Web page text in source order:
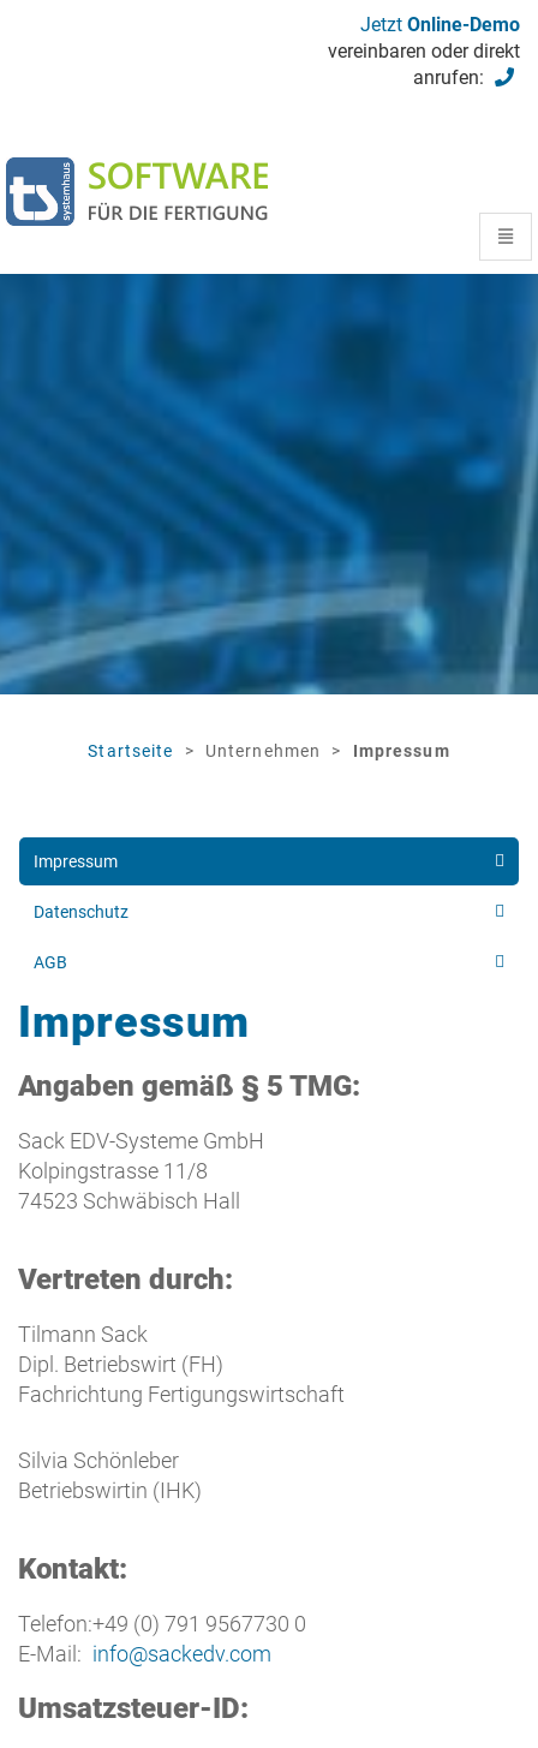
Jetzt Online-Demo
vereinbaren oder direkt
anrufen:
Startseite Unternehmen Impressum
Impressum
Datenschutz
AGB
Impressum
Angaben gemäß § 5 TMG:
Sack EDV-Systeme GmbH
Kolpingstrasse 11/8
74523 Schwäbisch Hall
Vertreten durch:
Tilmann Sack
Dipl. Betriebswirt (FH)
Fachrichtung Fertigungswirtschaft
Silvia Schönleber
Betriebswirtin (IHK)
Kontakt:
Telefon:+49 (0) 791 9567730 0
E-Mail: info@sackedv.com
Umsatzsteuer-ID: